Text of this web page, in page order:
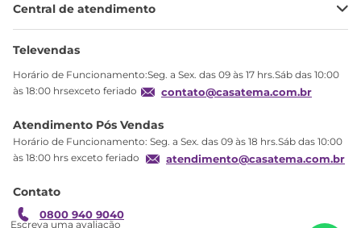
Meus pedidos
Troca
Garantia
Central de atendimento
Ajuda
Televendas
Horário de Funcionamento:Seg. a Sex. das 09 às 17 hrs.Sáb das 10:00
às 18:00 hrsexceto feriado
contato@casatema.com.br
Atendimento Pós Vendas
Horário de Funcionamento: Seg. a Sex. das 09 às 18 hrs.Sáb das 10:00
às 18:00 hrs exceto feriado
atendimento@casatema.com.br
Contato
0800 940 9040